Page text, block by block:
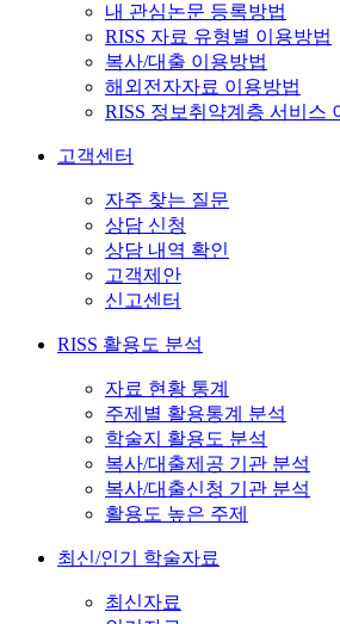
내 관심논문 등록방법
RISS 자료 유형별 이용방법
복사/대출 이용방법
해외전자자료 이용방법
RISS 정보취약계층 서비스
고객센터
자주 찾는 질문
상담 신청
상담 내역 확인
고객제안
신고센터
RISS 활용도 분석
자료 현황 통계
주제별 활용통계 분석
학술지 활용도 분석
복사/대출제공 기관 분석
복사/대출신청 기관 분석
활용도 높은 주제
최신/인기 학술자료
최신자료